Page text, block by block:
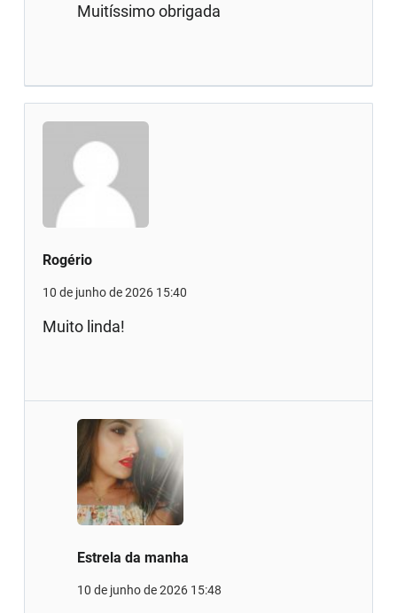
Muitíssimo obrigada
Rogério
10 de junho de 2026 15:40
Muito linda!
Estrela da manha
10 de junho de 2026 15:48